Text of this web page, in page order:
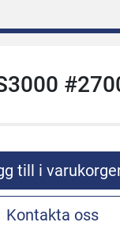
till i
Kontakta oss